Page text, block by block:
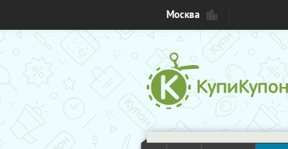
Москва